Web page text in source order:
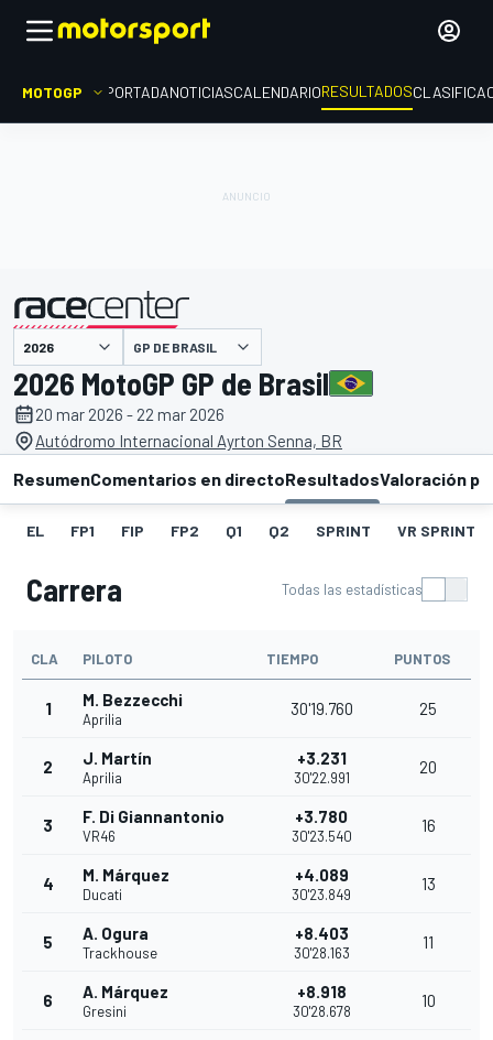
MOTOGP PORTADANOTICIASCALENDARIORESULTADOS
presentado por GP DE BRASIL
2026 MotoGP GP de Brasil
20 mar 2026 - 22 mar 2026
Autódromo Internacional Ayrton Senna, BR
ResumenComentarios en directoResultadosValoración
EL FP1 FIP FP2 Q1 Q2 SPRINT VR SPRINT
Carrera Todas las estadísticas
CLA PILOTO TIEMPO PUNTOS
1 M. Bezzecchi
Aprilia
30'19.760 25
2 J. Martín
Aprilia
+3.231
30'22.991
20
3 F. Di Giannantonio
VR46
+3.780
30'23.540
16
4 M. Márquez
Ducati
+4.089
30'23.849
13
5 A. Ogura
Trackhouse
+8.403
30'28.163
11
6 A. Márquez
Gresini
+8.918
30'28.678
10